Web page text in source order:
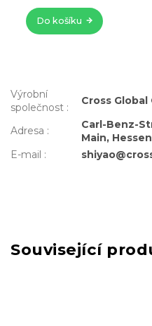
Do košíku
Výrobní
společnost :
Cross Global
Adresa :
Carl-Benz-
Main,
E-mail :
Související